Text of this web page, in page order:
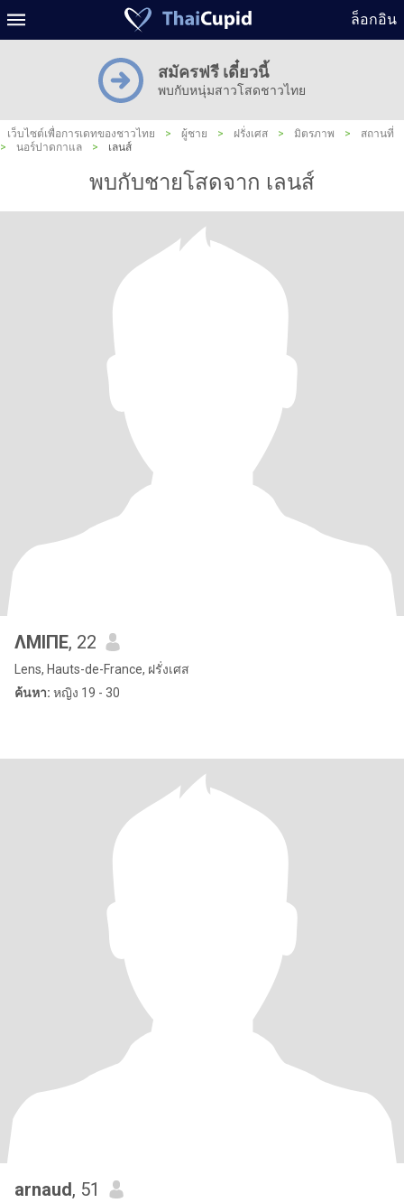
ล็อกอิน
สมัครฟรี เดี๋ยวนี้
พบกับหนุ่มสาวโสดชาวไทย
เว็บไซต์เพื่อการเดทของชาวไทย > ผู้ชาย > ฝรั่งเศส > มิตรภาพ >
สถานที่
>
นอร์ปาดกาแล > เลนส์
พบกับชายโสดจาก เลนส์
ΛMIПE, 22
Lens, Hauts-de-France, ฝรั่งเศส
ค้นหา: หญิง 19 - 30
arnaud, 51